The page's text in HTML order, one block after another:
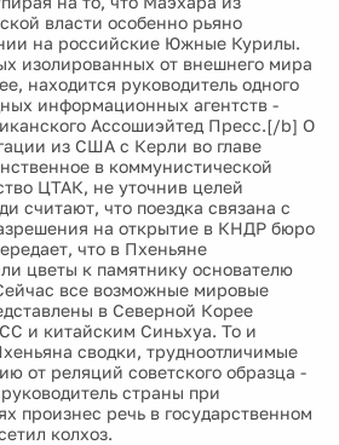
власти особенно рьяно
на российские Южные Курилы.
изолированных от внешнего мира
находится руководитель одного
информационных агентств -
Ассошиэйтед Пресс.[/b] О
из США с Керли во главе
в коммунистической
ЦТАК, не уточнив целей
считают, что поездка связана с
на открытие в КНДР бюро
что в Пхеньяне
цветы к памятнику основателю
все возможные мировые
в Северной Корее
и китайским Синьхуа. То и
сводки, трудноотличимые
от реляций советского образца -
страны при
произнес речь в государственном
колхоз.